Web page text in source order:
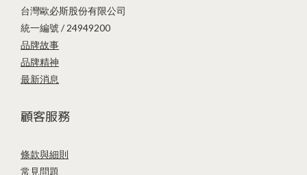
台灣歐必斯股份有限公司
統一編號 / 24949200
品牌故事
品牌精神
最新消息
顧客服務
條款與細則
常見問題